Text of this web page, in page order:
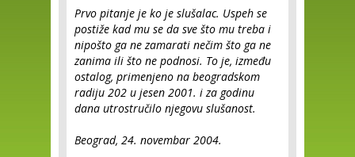
Prvo pitanje je ko je slušalac. Uspeh se
postiže kad mu se da sve što mu treba i
nipošto ga ne zamarati nečim što ga ne
zanima ili što ne podnosi. To je, između
ostalog, primenjeno na beogradskom
radiju 202 u jesen 2001. i za godinu
dana utrostručilo njegovu slušanost.
Beograd, 24. novembar 2004.